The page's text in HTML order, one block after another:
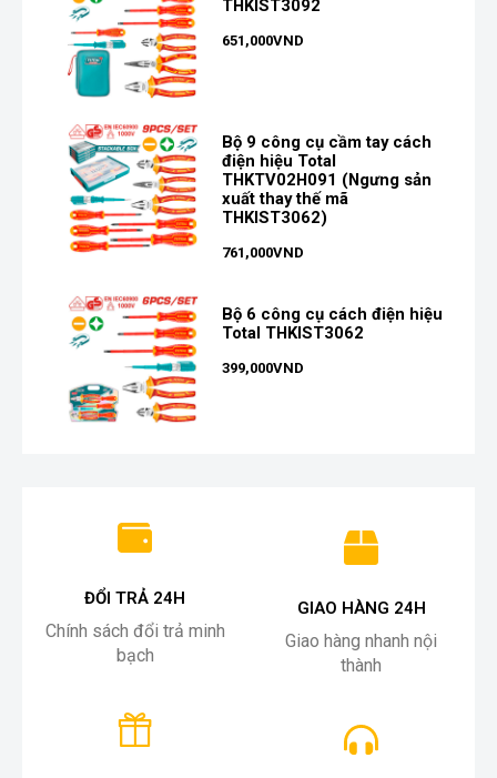
THKIST3092
651,000VND
Bộ 9 công cụ cầm tay cách
điện hiệu Total
THKTV02H091 (Ngưng sản
xuất thay thế mã
THKIST3062)
761,000VND
Bộ 6 công cụ cách điện hiệu
Total THKIST3062
399,000VND
ĐỔI TRẢ 24H
Chính sách đổi trả minh
bạch
GIAO HÀNG 24H
Giao hàng nhanh nội
thành